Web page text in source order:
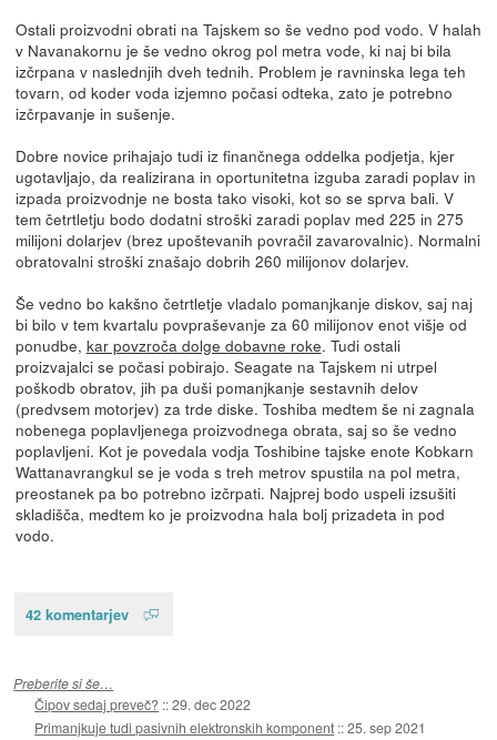
Ostali proizvodni obrati na Tajskem so še vedno pod vodo. V halah
v Navanakornu je še vedno okrog pol metra vode, ki naj bi bila
izčrpana v naslednjih dveh tednih. Problem je ravninska lega teh
tovarn, od koder voda izjemno počasi odteka, zato je potrebno
izčrpavanje in sušenje.
Dobre novice prihajajo tudi iz finančnega oddelka podjetja, kjer
ugotavljajo, da realizirana in oportunitetna izguba zaradi poplav in
izpada proizvodnje ne bosta tako visoki, kot so se sprva bali. V
tem četrtletju bodo dodatni stroški zaradi poplav med 225 in 275
milijoni dolarjev (brez upoštevanih povračil zavarovalnic). Normalni
obratovalni stroški znašajo dobrih 260 milijonov dolarjev.
Še vedno bo kakšno četrtletje vladalo pomanjkanje diskov, saj naj
bi bilo v tem kvartalu povpraševanje za 60 milijonov enot višje od
ponudbe, kar povzroča dolge dobavne roke. Tudi ostali
proizvajalci se počasi pobirajo. Seagate na Tajskem ni utrpel
poškodb obratov, jih pa duši pomanjkanje sestavnih delov
(predvsem motorjev) za trde diske. Toshiba medtem še ni zagnala
nobenega poplavljenega proizvodnega obrata, saj so še vedno
poplavljeni. Kot je povedala vodja Toshibine tajske enote Kobkarn
Wattanavrangkul se je voda s treh metrov spustila na pol metra,
preostanek pa bo potrebno izčrpati. Najprej bodo uspeli izsušiti
skladišča, medtem ko je proizvodna hala bolj prizadeta in pod
vodo.
42 komentarjev
Preberite si še…
Čipov sedaj preveč? ::29. dec 2022
Primanjkuje tudi pasivnih elektronskih komponent ::25. sep 2021